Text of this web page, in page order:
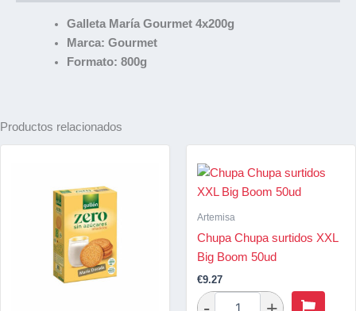
Galleta María Gourmet 4x200g
Marca: Gourmet
Formato: 800g
Productos relacionados
Artemisa
Chupa Chupa surtidos XXL
Big Boom 50ud
€9.27